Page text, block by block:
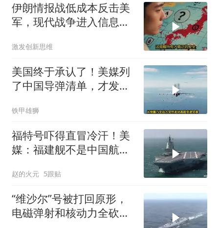
伊朗情报战低成本反击美
军，现代战争进入信息战
激发创新思维
美国终于承认了！美媒列
了中国导弹清单，才发现
铁甲雄狮
福特号吓得直冒冷汗！美
媒：福建舰不是中国航母
赵的火元 5跟贴
“维沙尔”号被打回原形，
电磁弹射和核动力全砍，